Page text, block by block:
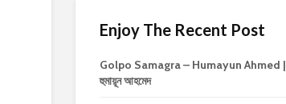
Enjoy The Recent Post
Golpo Samagra – Humayun Ahmed |
হুমায়ূন আহমেদ